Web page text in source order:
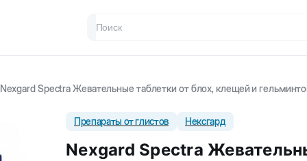
Nexgard Spectra Жевательные таблетки от блох, клещей и
Препараты от глистов Нексгард
Nexgard Spectra